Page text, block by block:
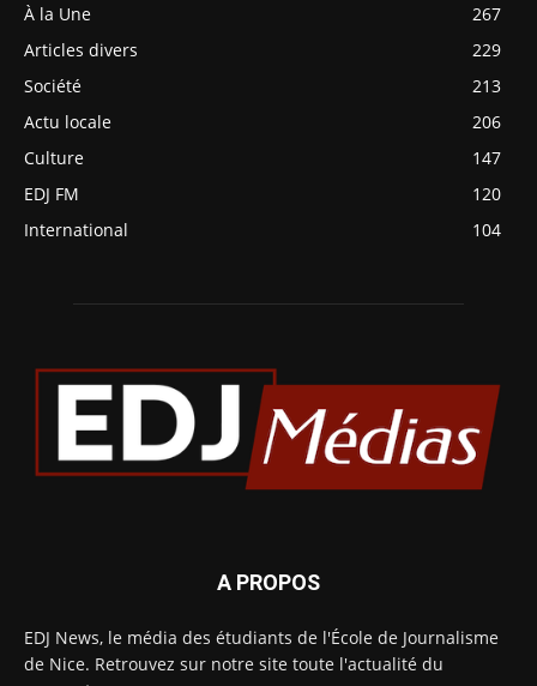
À la Une
267
Articles divers
229
Société
213
Actu locale
206
Culture
147
EDJ FM
120
International
104
A PROPOS
EDJ News, le média des étudiants de l'École de Journalisme
de Nice. Retrouvez sur notre site toute l'actualité du